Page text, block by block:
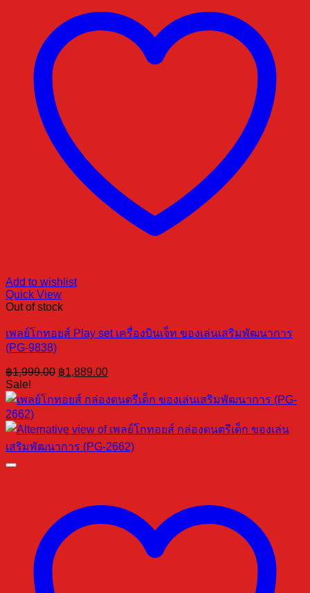
Add to wishlist
Quick View
Out of stock
เพลย์โกทอยส์ Play set เครื่องบินเจ็ท ของเล่นเสริมพัฒนาการ
(PG-9838)
฿1,999.00 Original
was:
฿1,999.00.
฿1,889.00Current
is:
฿1,889.00.
Sale!